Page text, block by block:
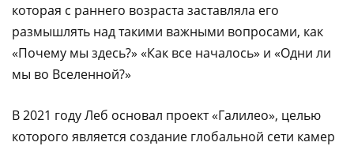
которая с раннего возраста заставляла его
размышлять над такими важными вопросами, как
«Почему мы здесь?» «Как все началось» и «Одни ли
мы во Вселенной?»
В 2021 году Леб основал проект «Галилео», целью
которого является создание глобальной сети камер